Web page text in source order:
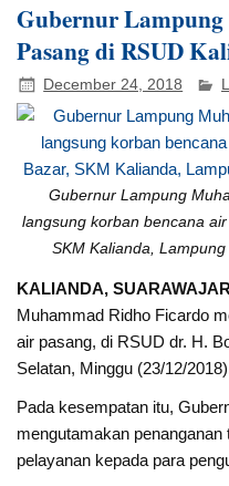
Gubernur
Pasang di RSUD
December 24, 2018
Gubernur Lampung
langsung korban bencana
SKM Kalianda,
KALIANDA,
Muhammad Ridho Ficardo
air pasang, di RSUD dr. H.
Selatan, Minggu (23/12/
Pada kesempatan itu,
mengutamakan
pelayanan kepada para